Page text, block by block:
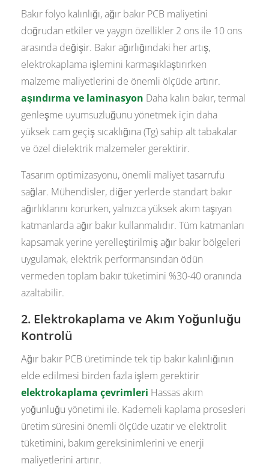
Bakır folyo kalınlığı, ağır bakır PCB maliyetini
doğrudan etkiler ve yaygın özellikler 2 ons ile 10 ons
arasında değişir. Bakır ağırlığındaki her artış,
elektrokaplama işlemini karmaşıklaştırırken
malzeme maliyetlerini de önemli ölçüde artırır.
aşındırma ve laminasyon Daha kalın bakır, termal
genleşme uyumsuzluğunu yönetmek için daha
yüksek cam geçiş sıcaklığına (Tg) sahip alt tabakalar
ve özel dielektrik malzemeler gerektirir.
Tasarım optimizasyonu, önemli maliyet tasarrufu
sağlar. Mühendisler, diğer yerlerde standart bakır
ağırlıklarını korurken, yalnızca yüksek akım taşıyan
katmanlarda ağır bakır kullanmalıdır. Tüm katmanları
kapsamak yerine yerelleştirilmiş ağır bakır bölgeleri
uygulamak, elektrik performansından ödün
vermeden toplam bakır tüketimini %30-40 oranında
azaltabilir.
2. Elektrokaplama ve Akım Yoğunluğu
Kontrolü
Ağır bakır PCB üretiminde tek tip bakır kalınlığının
elde edilmesi birden fazla işlem gerektirir
elektrokaplama çevrimleri Hassas akım
yoğunluğu yönetimi ile. Kademeli kaplama prosesleri
üretim süresini önemli ölçüde uzatır ve elektrolit
tüketimini, bakım gereksinimlerini ve enerji
maliyetlerini artırır.